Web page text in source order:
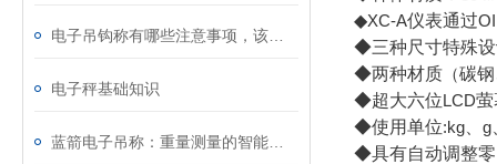
电子秤基础知识
◆XC-A仪表通过
◆三种尺寸特殊
◆两种材质 （碳
◆超大六位LCD萤
◆使用单位:kg g
◆具有自动调整零